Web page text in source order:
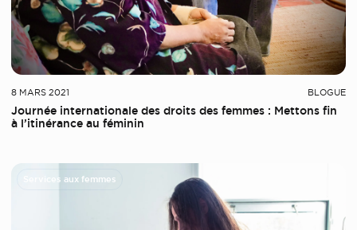
8 MARS 2021 BLOGUE
Journée internationale des droits des femmes : Mettons fin
à l’itinérance au féminin
Services aux femmes